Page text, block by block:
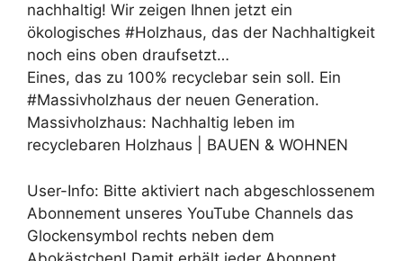
nachhaltig! Wir zeigen Ihnen jetzt ein
ökologisches #Holzhaus, das der Nachhaltigkeit
noch eins oben draufsetzt…
Eines, das zu 100% recyclebar sein soll. Ein
#Massivholzhaus der neuen Generation.
Massivholzhaus: Nachhaltig leben im
recyclebaren Holzhaus | BAUEN & WOHNEN
User-Info: Bitte aktiviert nach abgeschlossenem
Abonnement unseres YouTube Channels das
Glockensymbol rechts neben dem